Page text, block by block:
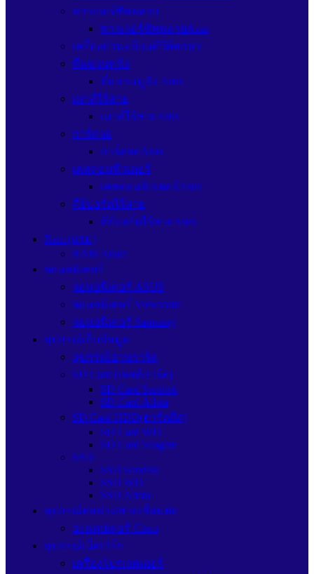
พาวเวอร์ซัพพลาย
พาวเวอร์ซัพพลายAsus
เครื่องอ่าน-เขียนดีวีดีพกพา
ที่แขวนหูฟัง
ที่แขวนหูฟัง Asus
เมาส์ไร้สาย
เมาส์ไร้สายAsus
การ์ดจอ
การ์ดจอAsus
เคสคอมพิวเตอร์
เคสคอมพิวเตอร์Asus
คีย์บอร์ดไร้สาย
คีย์บอร์ดไร้สายAsus
Ram (แรม)
RAM Adata
จอมอนิเตอร์
จอมอนิเตอร์ ASUS
จอมอนิเตอร์ Viewsonic
จอมอนิเตอร์ Samsung
อุปกรณ์เก็บข้อมูล
อุปกรณ์อ่านการ์ด
SD Card (เอสดีการ์ด)
SD Card Sandisk
SD Card Adata
SD Card HDD(ฮาร์ดดิส)
SD Card WD
SD Card Seagate
SSD
SSD Sandisk
SSD WD
SSD Adata
อุปกรณ์ต่อพ่วง/สายเชื่อมต่อ
อะแดปเตอร์ Cisco
อุปกรณ์เน็ตเวิร์ก
เครื่องโปรเจคเตอร์